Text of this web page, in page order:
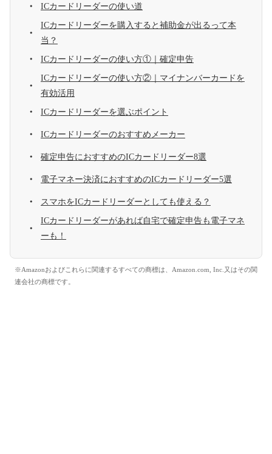
ICカードリーダーの使い道
ICカードリーダーを購入すると補助金が出るって本
当？
ICカードリーダーの使い方①｜確定申告
ICカードリーダーの使い方②｜マイナンバーカードを
有効活用
ICカードリーダーを選ぶポイント
ICカードリーダーのおすすめメーカー
確定申告におすすめのICカードリーダー8選
電子マネー決済におすすめのICカードリーダー5選
スマホをICカードリーダーとしても使える？
ICカードリーダーがあれば自宅で確定申告も電子マネ
ーも！
※Amazonおよびこれらに関連するすべての商標は、Amazon.com, Inc.又はその関
連会社の商標です。